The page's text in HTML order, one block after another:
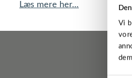
Vi
Læs mere her…